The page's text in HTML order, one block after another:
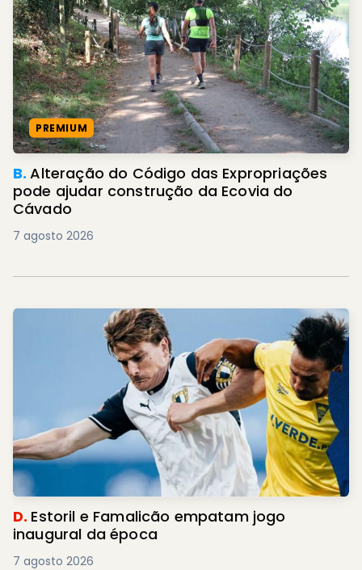
PREMIUM
B.Alteração do Código das Expropriações
pode ajudar construção da Ecovia do
Cávado
7 agosto 2026
D. Estoril e Famalicão empatam jogo
inaugural da época
7 agosto 2026